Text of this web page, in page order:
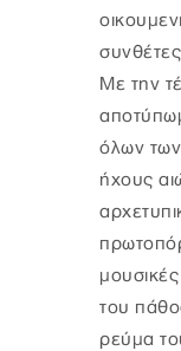
Με την
όλων
ήχους
του
ρεύμα